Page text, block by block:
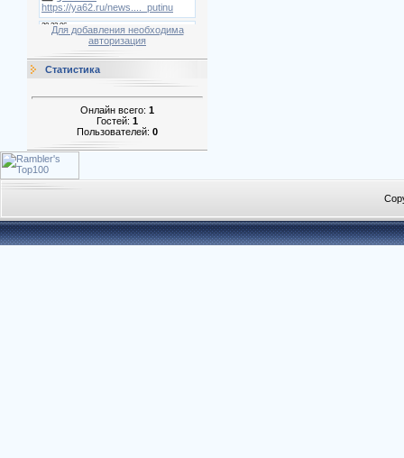
Для добавления необходима
авторизация
Статистика
Онлайн всего: 1
Гостей: 1
Пользователей: 0